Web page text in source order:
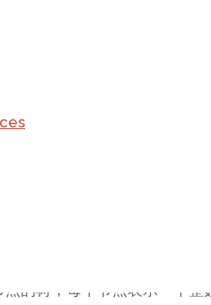
4241
的树，每个节点表示一个整